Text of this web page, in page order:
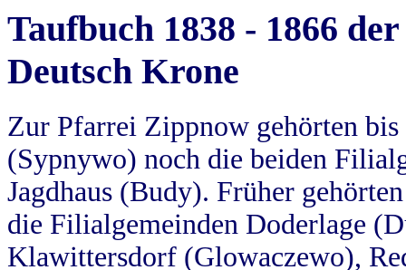
Taufbuch 1838 - 1866
Deutsch Krone
Zur Pfarrei Zippnow gehörten
(Sypnywo) noch die beiden
Jagdhaus (Budy). Früher
die Filialgemeinden Doderlage
Klawittersdorf (Glowaczewo),